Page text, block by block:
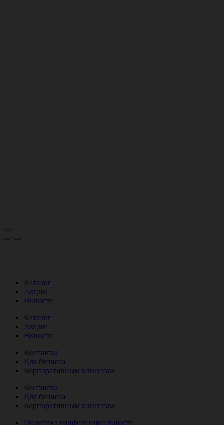
Каталог
Акции
Новости
Каталог
Акции
Новости
Контакты
Для бизнеса
Корпоративным клиентам
Контакты
Для бизнеса
Корпоративным клиентам
Политика конфиденциальности